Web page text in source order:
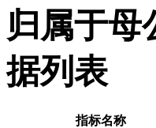
归属于母
据列表
指标名称